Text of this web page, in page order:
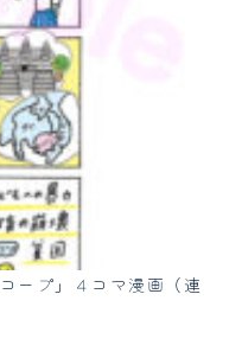
ープ」４コマ漫画（連